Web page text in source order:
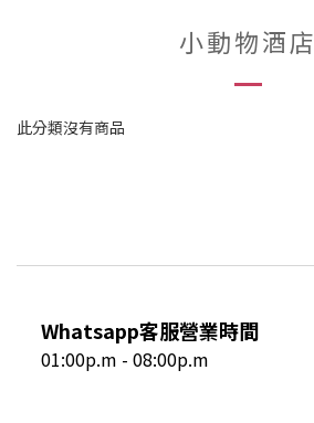
小動物酒店
此分類沒有商品
Whatsapp客服營業時間
01:00p.m - 08:00p.m